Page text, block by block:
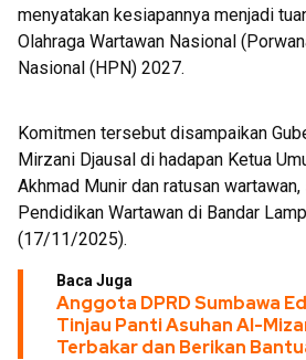
menyatakan kesiapannya menjadi
Olahraga Wartawan Nasional
Nasional (HPN) 2027.
Komitmen tersebut disampaikan
Mirzani Djausal di hadapan Ketua
Akhmad Munir dan ratusan
Pendidikan Wartawan di Bandar
(17/11/2025).
Baca Juga
Anggota DPRD Sumbawa
Tinjau Panti Asuhan Al-
Terbakar dan Berikan